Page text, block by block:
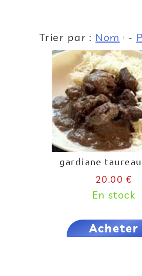
Trier par : Nom -
gardiane
20.00 €
En stock
Acheter